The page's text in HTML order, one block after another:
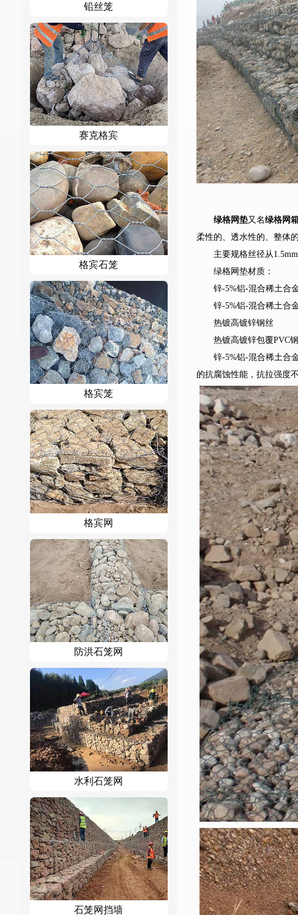
铅丝笼
赛克格宾
格宾石笼
格宾笼
格宾网
防洪石笼网
水利石笼网
石笼网挡墙
绿格网垫又名绿格网
柔性的、透水性的、整体
主要规格丝径从
绿格网垫材质：
锌-5%铝-混合稀土合
锌-5%铝-混合稀土合
热镀高镀锌钢丝
热镀高镀锌包覆PVC
锌-5%铝-混合稀土合
的抗腐蚀性能，抗拉强度